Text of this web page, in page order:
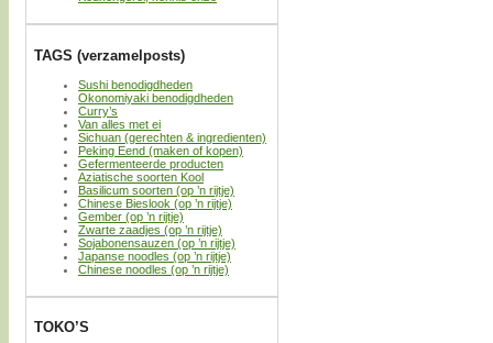
TAGS (verzamelposts)
Sushi benodigdheden
Okonomiyaki benodigdheden
Curry’s
Van alles met ei
Sichuan (gerechten & ingredienten)
Peking Eend (maken of kopen)
Gefermenteerde producten
Aziatische soorten Kool
Basilicum soorten (op ’n rijtje)
Chinese Bieslook (op ’n rijtje)
Gember (op ’n rijtje)
Zwarte zaadjes (op ’n rijtje)
Sojabonensauzen (op ’n rijtje)
Japanse noodles (op ’n rijtje)
Chinese noodles (op ’n rijtje)
TOKO’S